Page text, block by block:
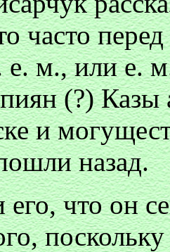
часто
м., или е.
(?) Казы
и
назад.
что он